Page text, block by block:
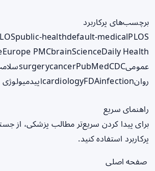
برچسب‌های پرکاربرد
public-healthdefault-medicalPLOS
Europe PMCbrainScienceDaily Health
عمومی
surgerycancerPubMedCDC
روان
cardiologyFDAinfection اپیدمیولوژی
راهنمای سریع
برای پیدا کردن سریع‌تر مطالب پزشکی، از
پرکاربرد استفاده کنید.
صفحه اصلی